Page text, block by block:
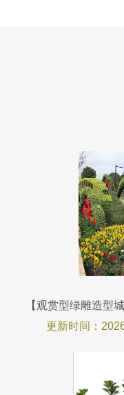
【观赏型绿雕造型
雕
更新时间：